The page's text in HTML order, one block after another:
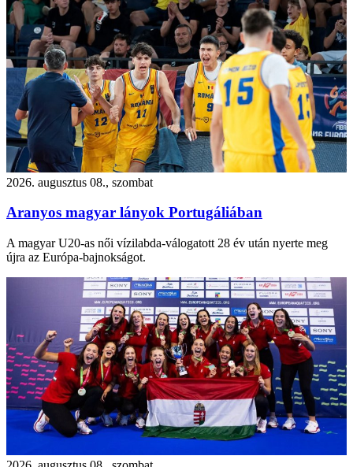
2026. augusztus 08., szombat
Aranyos magyar lányok Portugáliában
A magyar U20-as női vízilabda-válogatott 28 év után nyerte meg
újra az Európa-bajnokságot.